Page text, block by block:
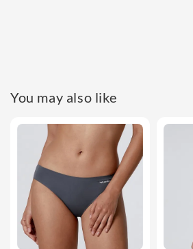
You may also like